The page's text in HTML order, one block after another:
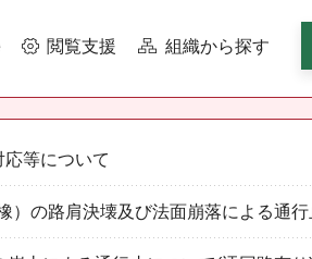
閲覧支援 組織から探す
等について
）の路肩決壊及び法面崩落による通行